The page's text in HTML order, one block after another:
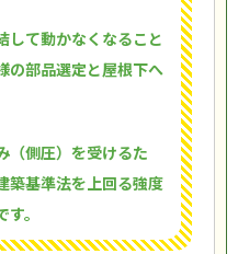
して動かなくなること
の部品選定と屋根下へ
（側圧）を受けるた
築基準法を上回る強度
。